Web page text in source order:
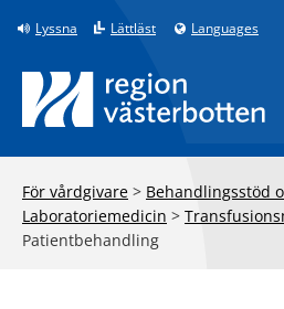
Till innehåll på sidan
Lyssna Lättläst Languages
För vårdgivare > Behandlingsstöd
Laboratoriemedicin >
Patientbehandling